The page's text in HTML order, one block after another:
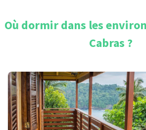
Où dormir dans les
Cabras ?